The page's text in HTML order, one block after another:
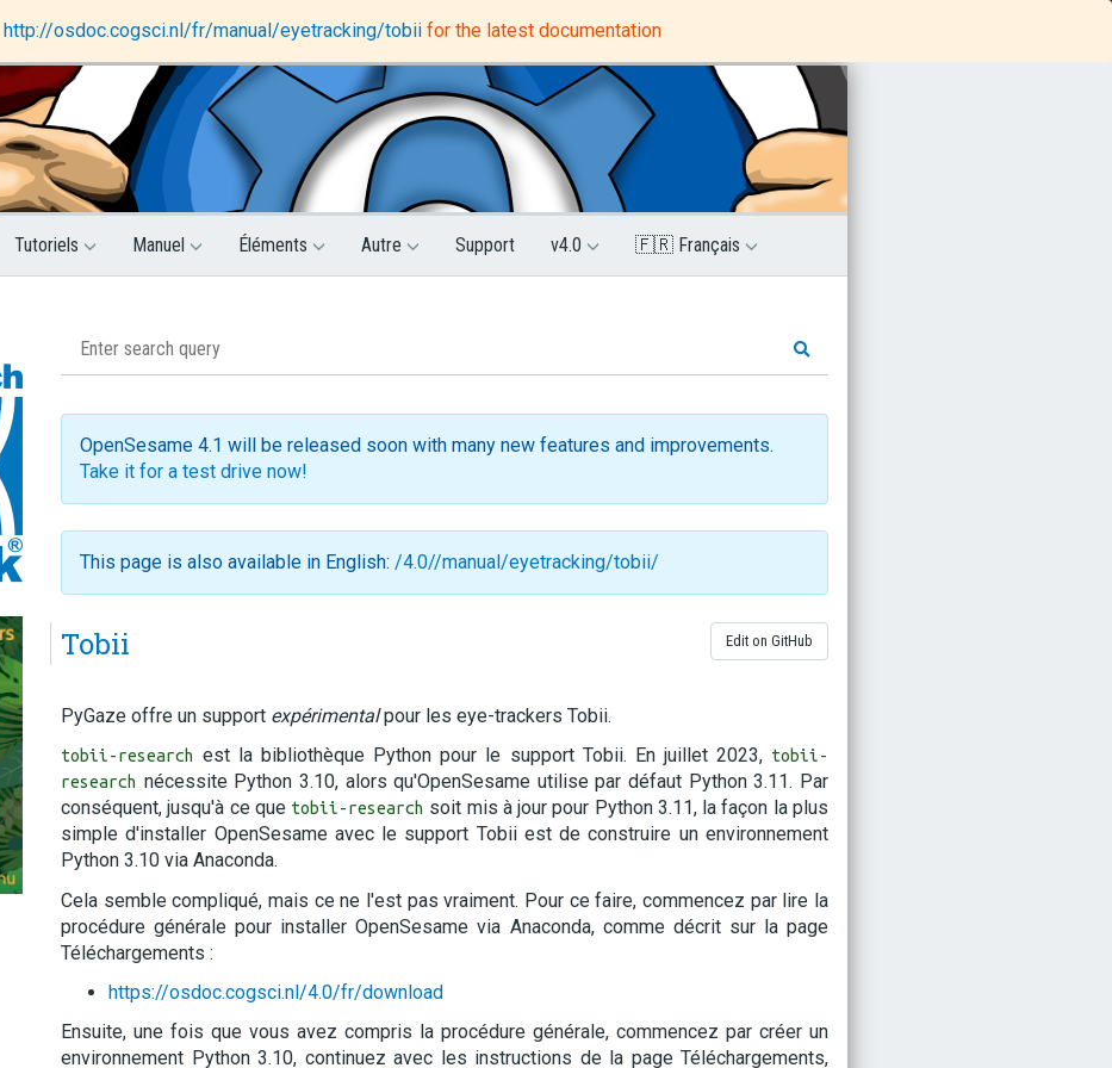
DataMatrix Support forum Python Tutorials
Tutoriels Manuel Éléments Autre Support v4.0 🇫🇷 Français
http://osdoc.cogsci.nl/fr/manual/eyetracking/tobii for the latest documentation
OpenSesame 4.1 will be released soon with many new features and improvements.
Take it for a test drive now!
This page is also available in English: /4.0//manual/eyetracking/tobii/
Edit on GitHub
Tobii
PyGaze offre un support expérimentalpour les eye-trackers Tobii.
tobii-research est la bibliothèque Python pour le support Tobii. En juillet 2023, tobii-
research nécessite Python 3.10, alors qu'OpenSesame utilise par défaut Python 3.11. Par
conséquent, jusqu'à ce que tobii-research soit mis à jour pour Python 3.11, la façon la plus
simple d'installer OpenSesame avec le support Tobii est de construire un environnement
Python 3.10 via Anaconda.
Cela semble compliqué, mais ce ne l'est pas vraiment. Pour ce faire, commencez par lire la
procédure générale pour installer OpenSesame via Anaconda, comme décrit sur la page
Téléchargements :
https://osdoc.cogsci.nl/4.0/fr/download
Ensuite, une fois que vous avez compris la procédure générale, commencez par créer un
environnement Python 3.10, continuez avec les instructions de la page Téléchargements,